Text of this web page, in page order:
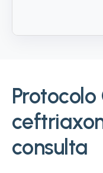
consulta